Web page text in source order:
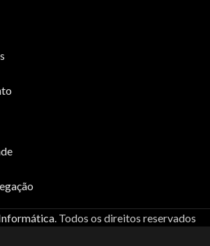
. Todos os direitos reservados